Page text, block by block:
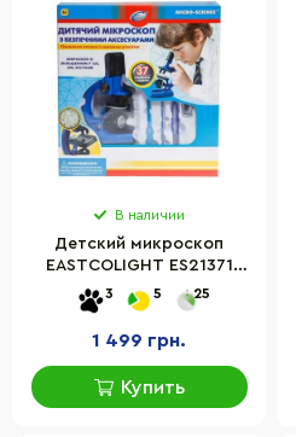
В наличии
Детский микроскоп
EASTCOLIGHT ES21371
(увеличение до 450 раз)
3 5 25
1 499 грн.
Купить